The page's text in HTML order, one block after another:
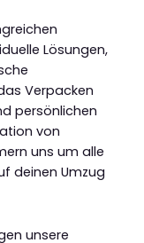
Lösungen,
Verpacken
persönlichen
von
uns um alle
deinen Umzug
unsere